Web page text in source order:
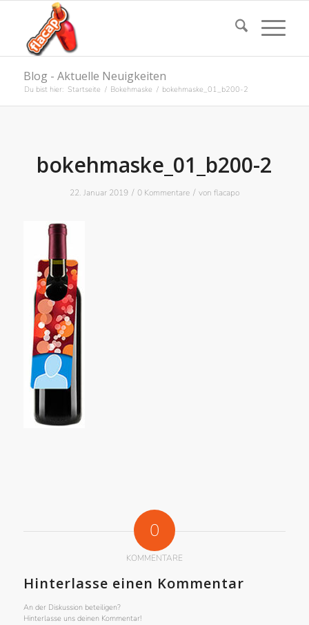
Blog - Aktuelle Neuigkeiten
Du bist hier: Startseite / Bokehmaske / bokehmaske_01_b200-2
bokehmaske_01_b200-2
22. Januar 2019 / 0 Kommentare / von flacapo
0
KOMMENTARE
Hinterlasse einen Kommentar
An der Diskussion beteiligen?
Hinterlasse uns deinen Kommentar!